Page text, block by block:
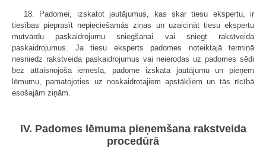
18. Padomei, izskatot jautājumus, kas skar tiesu ekspertu, ir
tiesības pieprasīt nepieciešamās ziņas un uzaicināt tiesu ekspertu
mutvārdu paskaidrojumu sniegšanai vai sniegt rakstveida
paskaidrojumus. Ja tiesu eksperts padomes noteiktajā termiņā
nesniedz rakstveida paskaidrojumus vai neierodas uz padomes sēdi
bez attaisnojoša iemesla, padome izskata jautājumu un pieņem
lēmumu, pamatojoties uz noskaidrotajiem apstākļiem un tās rīcībā
esošajām ziņām.
IV. Padomes lēmuma pieņemšana rakstveida
procedūrā